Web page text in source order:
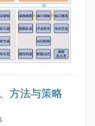
方法与策略